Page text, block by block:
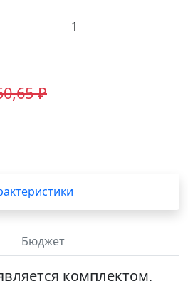
₽
Бюджет
комплектом,